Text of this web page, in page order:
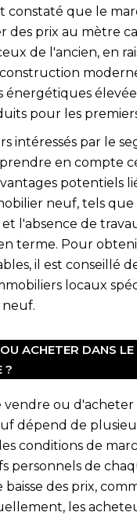
constaté que le
des prix au mètre
de l'ancien, en
énergétiques
pour les
intéressés par le
en compte
potentiels
neuf, tels que
l'absence de
terme. Pour
il est conseillé
locaux
neuf.
ACHETER DANS LE
?
vendre ou
dépend de
conditions de
personnels de
baisse des prix,
les